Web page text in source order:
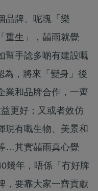
品牌、呢塊「樂
重生」，囍雨就覺
幫手諗多啲有建設嘅
為，將來「變身」後
業和品牌合作，一齊
更好；又或者效仿
現有嘅生物、美景和
…其實囍雨真心覺
幾年，唔係「冇好牌
，要靠大家一齊貢獻